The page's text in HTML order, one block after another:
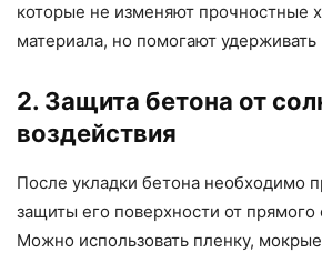
которые не изменяют прочностные
материала, но помогают удерживать
2. Защита бетона от
воздействия
После укладки бетона необходимо
защиты его поверхности от прямого
Можно использовать пленку,